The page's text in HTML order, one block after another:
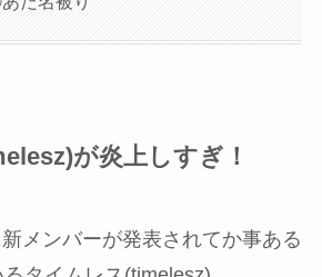
が炎上しすぎ！
メンバーが発表されてか事ある